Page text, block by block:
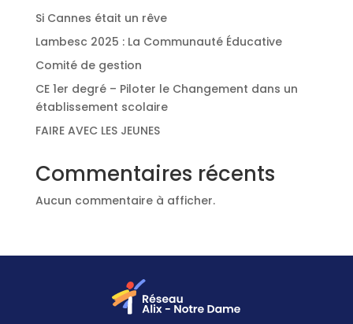
Si Cannes était un rêve
Lambesc 2025 : La Communauté Éducative
Comité de gestion
CE 1er degré – Piloter le Changement dans un
établissement scolaire
FAIRE AVEC LES JEUNES
Commentaires récents
Aucun commentaire à afficher.